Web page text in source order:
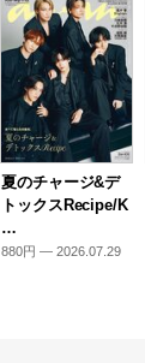
夏のチャージ&デ
トックスRecipe/K
…
880円 — 2026.07.29